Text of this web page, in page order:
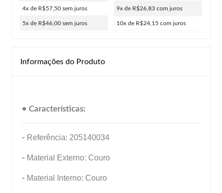
4x de R$57,50 sem juros
5x de R$46,00 sem juros
9x de R$26,83 com juros
10x de R$24,15 com juros
Informações do Produto
• Características:
- Referência: 205140034
- Material Externo: Couro
- Material Interno: Couro